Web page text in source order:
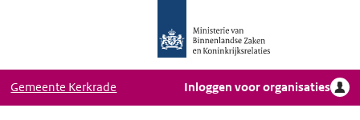
Ministerie
van
Binnenlandse
Zaken
en
Gemeente Kerkrade Inloggen voor organisaties